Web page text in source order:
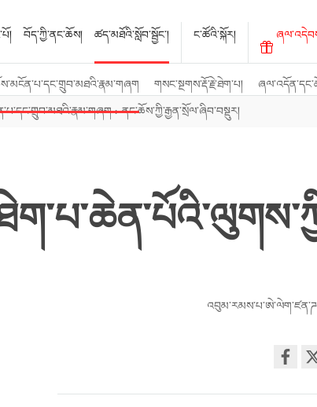
བོད་ཀྱི་ནང་ཆོས། ཚད་མཐོའི་སློབ་སྦྱོང་།
གསང་སྔགས་རྡོ་རྗེ་ཐེག་པ།
ང་ཚོའི་སྐོར།
›ནང་ཆོས་ཀྱི་རྒྱན་སྲོལ་ཞིབ་བསྡུར།
on